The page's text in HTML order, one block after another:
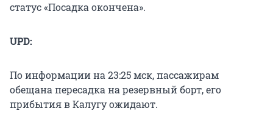
статус «Посадка окончена».
UPD:
По информации на 23:25 мск, пассажирам
обещана пересадка на резервный борт, его
прибытия в Калугу ожидают.